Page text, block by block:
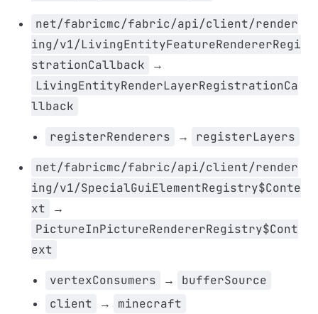
net/fabricmc/fabric/api/client/render
ing/v1/LivingEntityFeatureRendererRegi
strationCallback
→
LivingEntityRenderLayerRegistrationCa
llback
registerRenderers → registerLayers
net/fabricmc/fabric/api/client/render
ing/v1/SpecialGuiElementRegistry$Conte
xt
→
PictureInPictureRendererRegistry$Cont
ext
vertexConsumers →
bufferSource
client
→
minecraft